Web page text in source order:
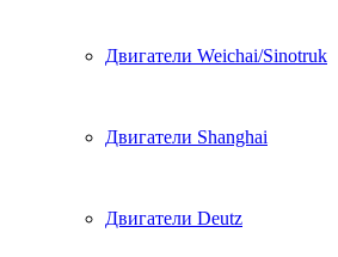
Двигатели Weichai/Sinotruk
Двигатели Shanghai
Двигатели Deutz